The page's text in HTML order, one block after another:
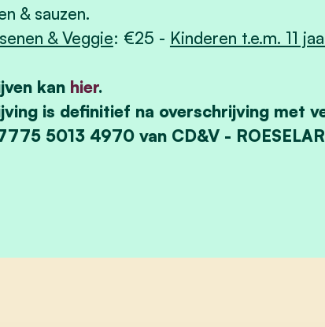
& sauzen.
& Veggie: €25 - Kinderen t.e.m. 11
kan hier.
is definitief na overschrijving met
5013 4970 van CD&V -